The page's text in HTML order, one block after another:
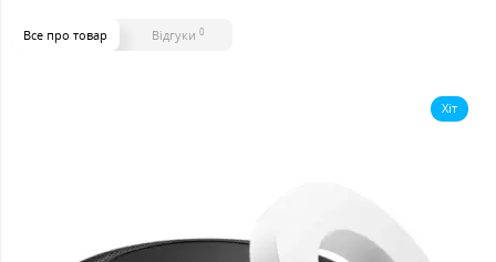
Все про товар Відгуки 0
Хіт